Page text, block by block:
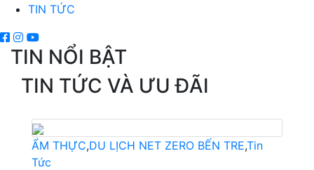
TIN TỨC
TIN NỔI BẬT
TIN TỨC VÀ ƯU ĐÃI
ẨM THỰC,DU LỊCH NET ZERO BẾN TRE,Tin
Tức